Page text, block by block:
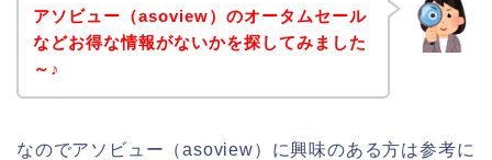
アソビュー（asoview）のオータムセール
などお得な情報がないかを探してみました
～♪
なのでアソビュー（asoview）に興味のある方は参考に